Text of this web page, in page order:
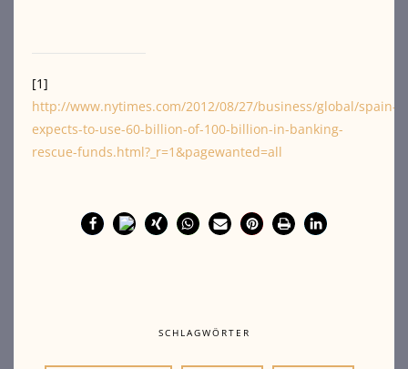
[1]
http://www.nytimes.com/2012/08/27/business/global/spain-
expects-to-use-60-billion-of-100-billion-in-banking-
rescue-funds.html?_r=1&pagewanted=all
SCHLAGWÖRTER